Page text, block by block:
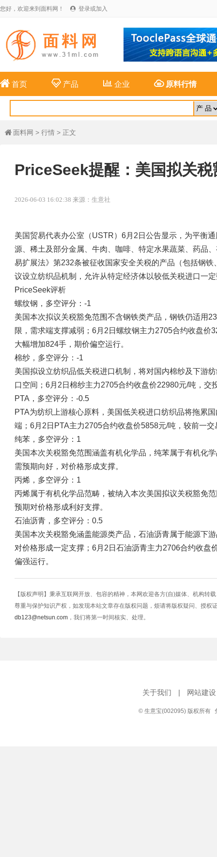
您好，欢迎来到面料网！  登录或加入
 首页 产品 企业 原料行情
 面料网 > 行情 > 正文
PriceSeek提醒：美国拟关
2026-06-03 16:02:38 来源：生意社
美国贸易代表办公室（USTR）6月2日公告显示，为平衡
源、稀土及部分金属、牛肉、咖啡、特定水果蔬菜、药品
易扩展法》第232条被征收国家安全关税的产品（包括钢
议设立纺织品机制，允许从特定经济体以较低关税进口一
PriceSeek评析
螺纹钢，多空评分：-1
美国本次拟议关税豁免范围不含钢铁类产品，钢铁仍适用
限，需求端支撑减弱；6月2日螺纹钢主力2705合约收盘价
大幅增加824手，期价偏空运行。
棉纱，多空评分：-1
美国拟设立纺织品低关税进口机制，将对国内棉纱及下游
口空间；6月2日棉纱主力2705合约收盘价22980元/吨，交
PTA，多空评分：-0.5
PTA为纺织上游核心原料，美国低关税进口纺织品将拖累
端；6月2日PTA主力2705合约收盘价5858元/吨，较前一
纯苯，多空评分：1
美国本次关税豁免范围涵盖有机化学品，纯苯属于有机化
需预期向好，对价格形成支撑。
丙烯，多空评分：1
丙烯属于有机化学品范畴，被纳入本次美国拟议关税豁免
预期对价格形成利好支撑。
石油沥青，多空评分：0.5
美国本次关税豁免涵盖能源类产品，石油沥青属于能源下
对价格形成一定支撑；6月2日石油沥青主力2706合约收盘
偏强运行。
【版权声明】秉承互联网开放、包容的精神，本网欢迎各方(自)媒体、机构转
尊重与保护知识产权，如发现本站文章存在版权问题，烦请将版权疑问、授权
db123@netsun.com ，我们将第一时间核实、处理。
关于我们 | 网站建设
© 生意宝(002095) 版权所有